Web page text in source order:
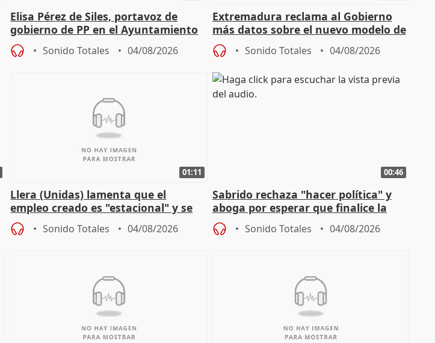
Elisa Pérez de Siles, portavoz de
gobierno de PP en el Ayuntamiento
de Málaga, deja la política
Sonido Totales 04/08/2026
Extremadura reclama al Gobierno
más datos sobre el nuevo modelo de
financiación
Sonido Totales 04/08/2026
01:11
Llera (Unidas) lamenta que el
empleo creado es "estacional" y se
"esfumará" al acabar el verano
Sonido Totales 04/08/2026
00:46
Sabrido rechaza "hacer política" y
aboga por esperar que finalice la
investigación del incendio
Sonido Totales 04/08/2026